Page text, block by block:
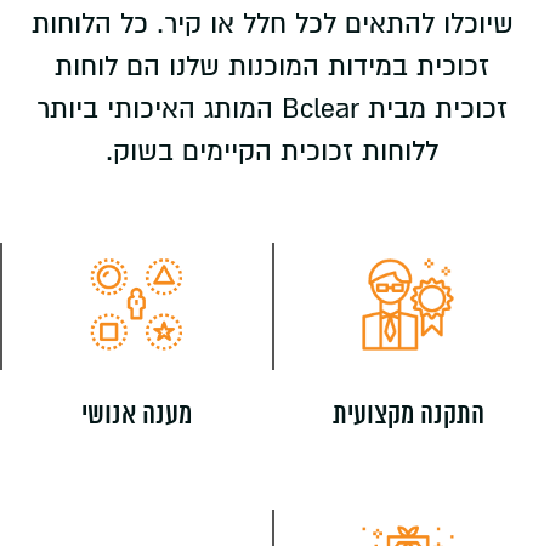
שיוכלו להתאים לכל חלל או קיר. כל הלוחות
זכוכית במידות המוכנות שלנו הם לוחות
זכוכית מבית Bclear המותג האיכותי ביותר
ללוחות זכוכית הקיימים בשוק.
התקנה מקצועית מענה אנושי